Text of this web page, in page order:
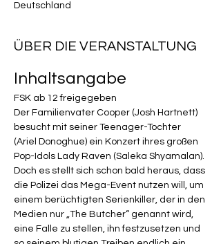
Deutschland
ÜBER DIE VERANSTALTUNG
Inhaltsangabe
FSK ab 12 freigegeben
Der Familienvater Cooper (Josh Hartnett)
besucht mit seiner Teenager-Tochter
(Ariel Donoghue) ein Konzert ihres großen
Pop-Idols Lady Raven (Saleka Shyamalan).
Doch es stellt sich schon bald heraus, dass
die Polizei das Mega-Event nutzen will, um
einem berüchtigten Serienkiller, der in den
Medien nur „The Butcher“ genannt wird,
eine Falle zu stellen, ihn festzusetzen und